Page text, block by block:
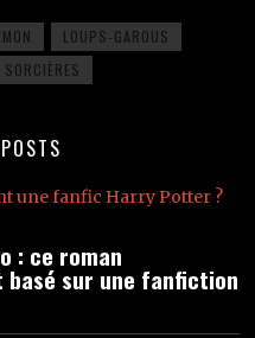
LOUPS-GAROUS
SORCIÈRES
: ce roman
sur une fanfiction